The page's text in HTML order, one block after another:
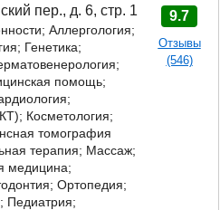
пер., д. 6, стр. 1
Аллергология;
Генетика;
помощь;
Косметология;
томография
терапия; Массаж;
медицина;
Ортопедия;
Педиатрия;
9.7
Отзывы
(546)